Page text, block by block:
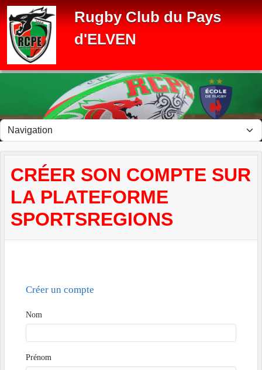
Rugby Club du Pays
d'ELVEN
CRÉER SON COMPTE SUR
LA PLATEFORME
SPORTSREGIONS
Créer un compte
Nom
Prénom
Panneau de gestion des cookies